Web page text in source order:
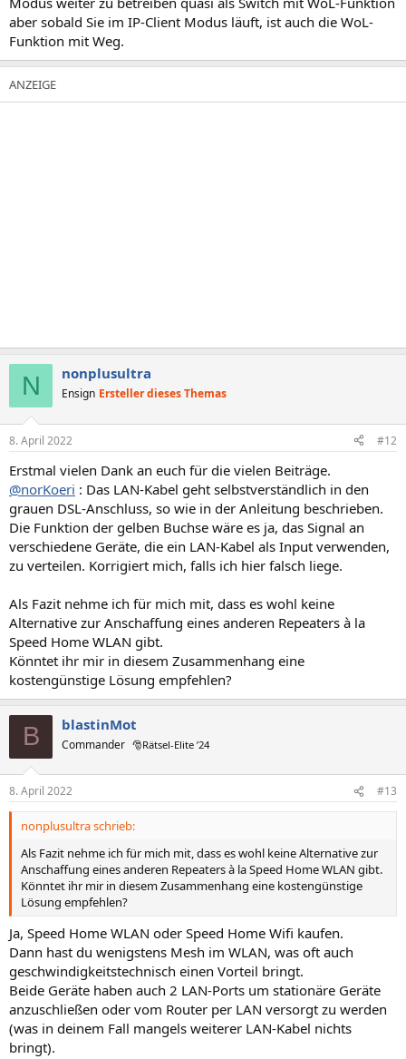
aber sobald Sie im IP-Client Modus läuft, ist auch die WoL-
Funktion mit Weg.
N nonplusultra
Ensign Ersteller dieses Themas
8. April 2022 #12
Erstmal vielen Dank an euch für die vielen Beiträge.
@norKoeri : Das LAN-Kabel geht selbstverständlich in den
grauen DSL-Anschluss, so wie in der Anleitung beschrieben.
Die Funktion der gelben Buchse wäre es ja, das Signal an
verschiedene Geräte, die ein LAN-Kabel als Input verwenden,
zu verteilen. Korrigiert mich, falls ich hier falsch liege.
Als Fazit nehme ich für mich mit, dass es wohl keine
Alternative zur Anschaffung eines anderen Repeaters à la
Speed Home WLAN gibt.
Könntet ihr mir in diesem Zusammenhang eine
kostengünstige Lösung empfehlen?
B blastinMot
Commander 🎅Rätsel-Elite ’24
8. April 2022 #13
nonplusultra schrieb:
Als Fazit nehme ich für mich mit, dass es wohl keine Alternative zur
Anschaffung eines anderen Repeaters à la Speed Home WLAN gibt.
Könntet ihr mir in diesem Zusammenhang eine kostengünstige
Lösung empfehlen?
Ja, Speed Home WLAN oder Speed Home Wifi kaufen.
Dann hast du wenigstens Mesh im WLAN, was oft auch
geschwindigkeitstechnisch einen Vorteil bringt.
Beide Geräte haben auch 2 LAN-Ports um stationäre Geräte
anzuschließen oder vom Router per LAN versorgt zu werden
(was in deinem Fall mangels weiterer LAN-Kabel nichts
bringt).